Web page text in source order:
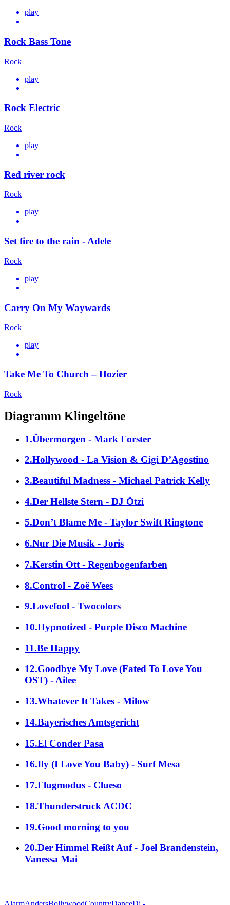
play
Rock Bass Tone
Rock
play
Rock Electric
Rock
play
Red river rock
Rock
play
Set fire to the rain - Adele
Rock
play
Carry On My Waywards
Rock
play
Take Me To Church – Hozier
Rock
Diagramm Klingeltöne
1.Übermorgen - Mark Forster
2.Hollywood - La Vision & Gigi D’Agostino
3.Beautiful Madness - Michael Patrick Kelly
4.Der Hellste Stern - DJ Ötzi
5.Don’t Blame Me - Taylor Swift Ringtone
6.Nur Die Musik - Joris
7.Kerstin Ott - Regenbogenfarben
8.Control - Zoë Wees
9.Lovefool - Twocolors
10.Hypnotized - Purple Disco Machine
11.Be Happy
12.Goodbye My Love (Fated To Love You
OST) - Ailee
13.Whatever It Takes - Milow
14.Bayerisches Amtsgericht
15.El Conder Pasa
16.Ily (I Love You Baby) - Surf Mesa
17.Flugmodus - Clueso
18.Thunderstruck ACDC
19.Good morning to you
20.Der Himmel Reißt Auf - Joel Brandenstein,
Vanessa Mai